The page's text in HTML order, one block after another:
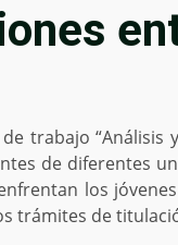
trabajo “Análisis
de diferentes
los
trámites de